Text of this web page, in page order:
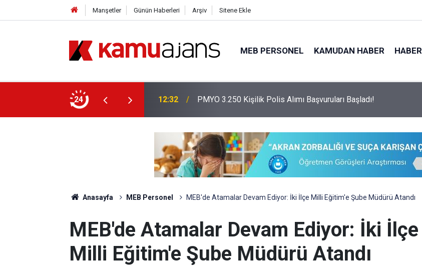
Manşetler Günün Haberleri Arşiv Sitene Ekle
MEB PERSONEL KAMUDAN HABER HABER
24 01:14 PMYO Kapsamında 3.250 Adet Polis Alımı Yapılacak!
Anasayfa MEB Personel MEB'de Atamalar Devam Ediyor: İki İlçe Milli Eğitim'e Şube Müdürü Atandı
MEB'de Atamalar Devam Ediyor: İki İlçe
Milli Eğitim'e Şube Müdürü Atandı